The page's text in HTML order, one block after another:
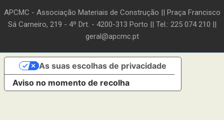
APCMC - Associação Materiais de Construção || Praça Francisco
Sá Carneiro, 219 - 4º Drt. - 4200-313 Porto || Tel.: 225 074 210 ||
geral@apcmc.pt
Aviso no momento de recolha
As suas escolhas de privacidade